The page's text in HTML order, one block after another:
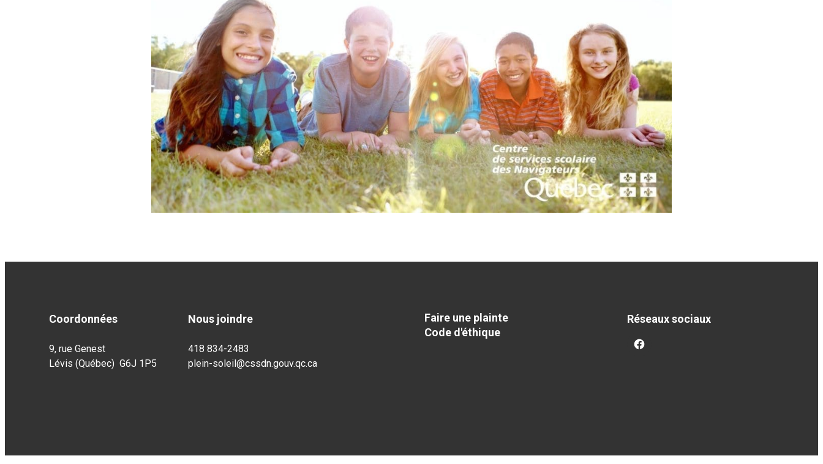
Coordonnées
9, rue Genest
Lévis (Québec) G6J 1P5
Nous joindre
418 834-2483
plein-soleil@cssdn.gouv.qc.ca
Faire une plainte
Code d'éthique
Réseaux sociaux
facebook